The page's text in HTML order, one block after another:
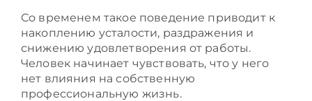
Со временем такое поведение приводит к
накоплению усталости, раздражения и
снижению удовлетворения от работы.
Человек начинает чувствовать, что у него
нет влияния на собственную
профессиональную жизнь.